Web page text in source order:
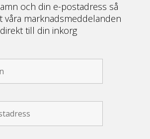
och din e-postadress så
våra marknadsmeddelanden
direkt till din inkorg